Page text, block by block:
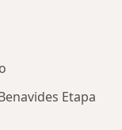
Etapa